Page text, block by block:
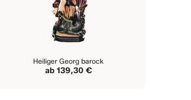
Heiliger Georg barock
ab 139,30 €